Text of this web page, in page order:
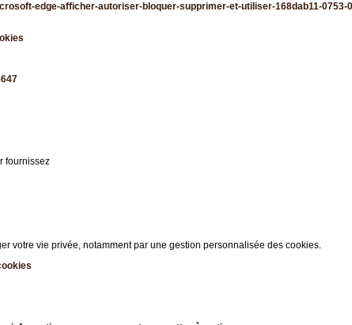
edge-afficher-autoriser-bloquer-supprimer-et-utiliser-168dab11-0753-
fournissez
votre vie privée, notamment par une gestion personnalisée des cookies.